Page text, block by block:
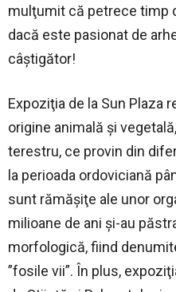
mulţumit că petrece timp
dacă este pasionat de
câştigător!
Expoziţia de la Sun Plaza
origine animală şi
terestru, ce provin din
la perioada ordoviciană
sunt rămăşiţe ale unor
milioane de ani şi-au
morfologică, fiind
”fosile vii”. În plus,